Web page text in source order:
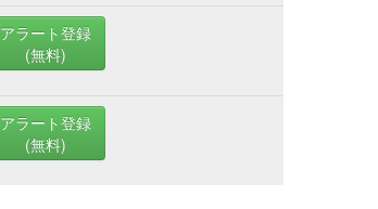
アラート登録
(無料)
アラート登録
(無料)